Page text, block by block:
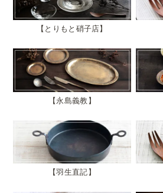
とりもと硝子店
永島義教
羽生直記